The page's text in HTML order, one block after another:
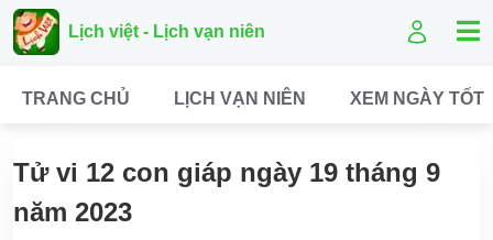
Lịch việt - Lịch vạn niên
TRANG CHỦ LỊCH VẠN NIÊN XEM NGÀY TỐT
Tử vi 12 con giáp ngày 19 tháng 9
năm 2023